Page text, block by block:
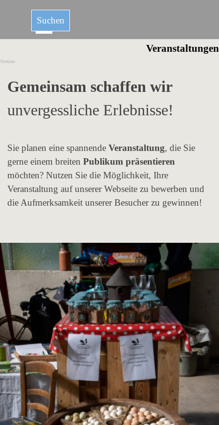
Suchen
Menü überspringen
Veranstaltungen
Termine
Gemeinsam schaffen wir
unvergessliche Erlebnisse!
Sie planen eine spannende Veranstaltung, die Sie
gerne einem breiten Publikum präsentieren
möchten? Nutzen Sie die Möglichkeit, Ihre
Veranstaltung auf unserer Webseite zu bewerben und
die Aufmerksamkeit unserer Besucher zu gewinnen!